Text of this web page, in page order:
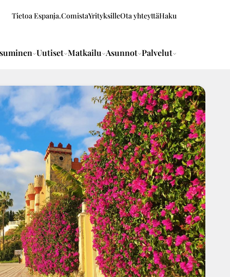
Tietoa Espanja.ComistaYrityksilleOta yhteyttäHaku
Uutiset Matkailu Asunnot Palvelut